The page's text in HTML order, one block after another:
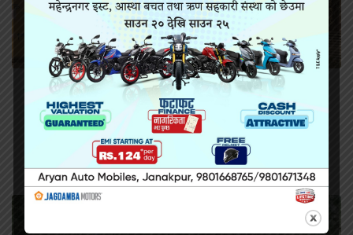
सिरहा कारागारको अवस्थाबारे राईनको गम्भीर प्रश्न